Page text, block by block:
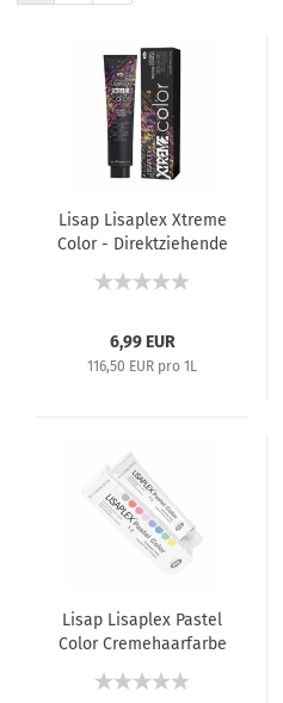
Lisap Lisaplex Xtreme
Color - Direktziehende
6,99 EUR
116,50 EUR pro 1L
Lisap Lisaplex Pastel
Color Cremehaarfarbe
60 ml